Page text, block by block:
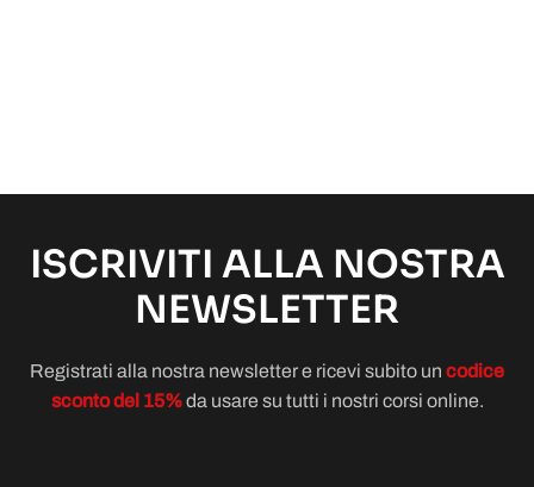
ISCRIVITI ALLA NOSTRA
NEWSLETTER
Registrati alla nostra newsletter e ricevi subito un codice
sconto del 15%da usare su tutti i nostri corsi online.